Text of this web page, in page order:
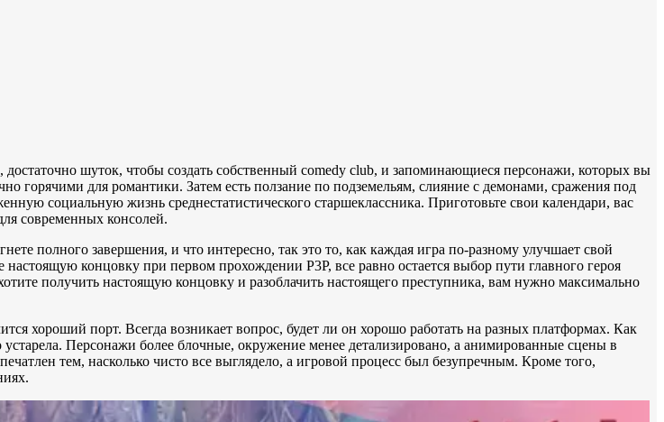
шуток, чтобы создать собственный comedy club, и запоминающиеся персонажи, которых вы
горячими для романтики. Затем есть ползание по подземельям, слияние с демонами, сражения под
социальную жизнь среднестатистического старшеклассника. Приготовьте свои календари, вас
современных консолей.
полного завершения, и что интересно, так это то, как каждая игра по-разному улучшает свой
концовку при первом прохождении P3P, все равно остается выбор пути главного героя
получить настоящую концовку и разоблачить настоящего преступника, вам нужно максимально
хороший порт. Всегда возникает вопрос, будет ли он хорошо работать на разных платформах. Как
Персонажи более блочные, окружение менее детализировано, а анимированные сцены в
тем, насколько чисто все выглядело, а игровой процесс был безупречным. Кроме того,